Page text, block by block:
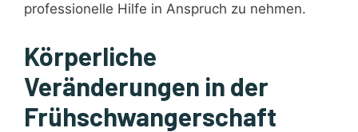
professionelle Hilfe in Anspruch zu nehmen.
Körperliche
Veränderungen in der
Frühschwangerschaft